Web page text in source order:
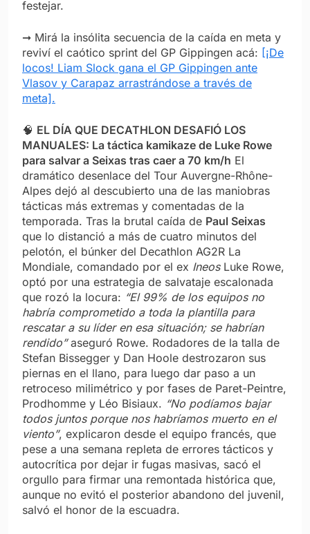
festejar.
➞ Mirá la insólita secuencia de la caída en meta y
reviví el caótico sprint del GP Gippingen acá: [¡De
locos! Liam Slock gana el GP Gippingen ante
Vlasov y Carapaz arrastrándose a través de
meta].
🧠 EL DÍA QUE DECATHLON DESAFIÓ LOS
MANUALES: La táctica kamikaze de Luke Rowe
para salvar a Seixas tras caer a 70 km/h El
dramático desenlace del Tour Auvergne-Rhône-
Alpes dejó al descubierto una de las maniobras
tácticas más extremas y comentadas de la
temporada. Tras la brutal caída de Paul Seixas
que lo distanció a más de cuatro minutos del
pelotón, el búnker del Decathlon AG2R La
Mondiale, comandado por el ex IneosLuke Rowe,
optó por una estrategia de salvataje escalonada
que rozó la locura: “El 99% de los equipos no
habría comprometido a toda la plantilla para
rescatar a su líder en esa situación; se habrían
rendido”aseguró Rowe. Rodadores de la talla de
Stefan Bissegger y Dan Hoole destrozaron sus
piernas en el llano, para luego dar paso a un
retroceso milimétrico y por fases de Paret-Peintre,
Prodhomme y Léo Bisiaux. “No podíamos bajar
todos juntos porque nos habríamos muerto en el
viento”, explicaron desde el equipo francés, que
pese a una semana repleta de errores tácticos y
autocrítica por dejar ir fugas masivas, sacó el
orgullo para firmar una remontada histórica que,
aunque no evitó el posterior abandono del juvenil,
salvó el honor de la escuadra.